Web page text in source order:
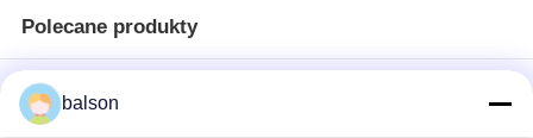
Polecane produkty
balson